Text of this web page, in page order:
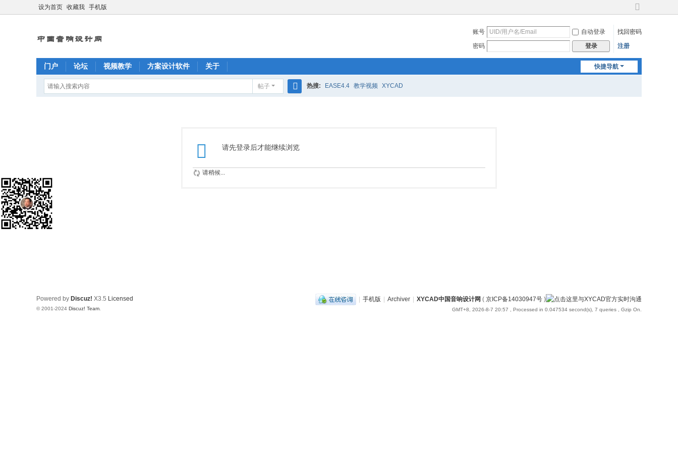
设为首页 收藏我 手机版
切
到
账号 自动登录
找回密码
密码
登录 注册
快捷导航
门户 论坛 视频教学 方案设计软件 关于
帖子 热搜: EASE4.4 教学视频 XYCAD
请先登录后才能继续浏览
请稍候...
| 手机版 | Archiver | XYCAD中国音响设计网 ( 京ICP备14030947号 )
GMT+8, 2026-8-7 20:57 , Processed in 0.047534 second(s), 7 queries , Gzip On.
Powered by Discuz! X3.5 Licensed
© 2001-2024 Discuz! Team